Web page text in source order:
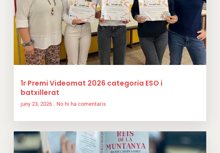
1r Premi Videomat 2026 categoria ESO i
batxillerat
juny 23, 2026 No hi ha comentaris